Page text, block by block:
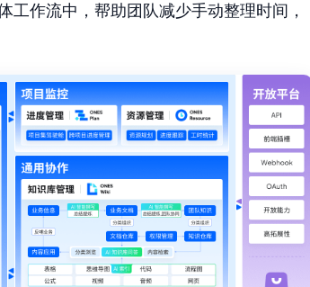
作流中，帮助团队减少手动整理时间，